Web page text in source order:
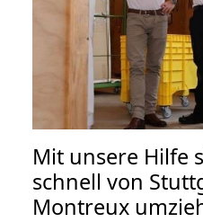
Mit unsere Hilfe
schnell von
Montreux